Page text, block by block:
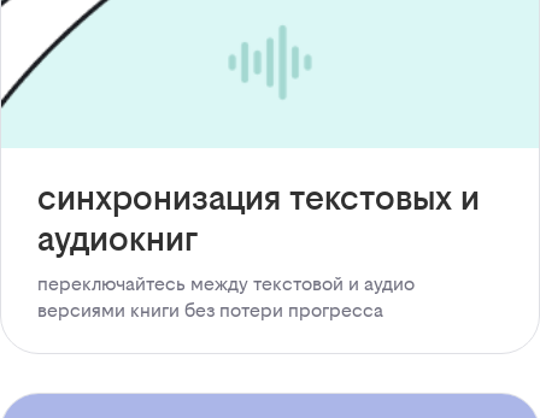
синхронизация текстовых и
аудиокниг
переключайтесь между текстовой и аудио
версиями книги без потери прогресса